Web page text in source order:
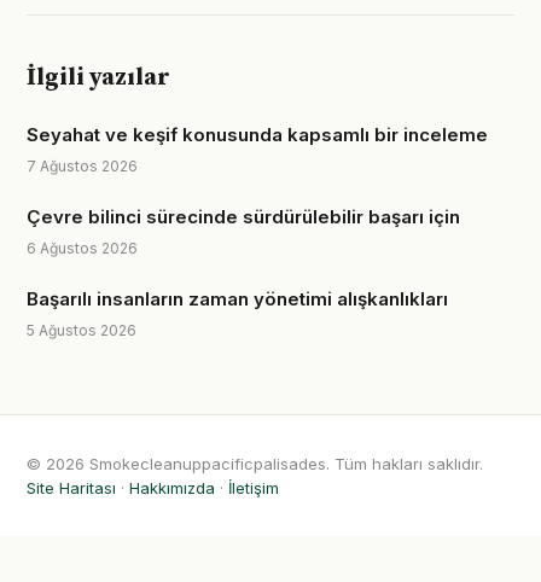
İlgili yazılar
Seyahat ve keşif konusunda kapsamlı bir inceleme
7 Ağustos 2026
Çevre bilinci sürecinde sürdürülebilir başarı için
6 Ağustos 2026
Başarılı insanların zaman yönetimi alışkanlıkları
5 Ağustos 2026
© 2026 Smokecleanuppacificpalisades. Tüm hakları saklıdır.
Site Haritası · Hakkımızda · İletişim